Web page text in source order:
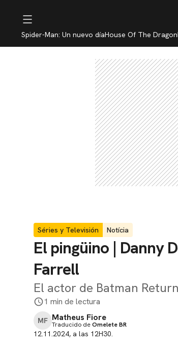
Spider-Man: Un nuevo díaHouse Of The Dragon
Séries y Televisión Notícia
El pingüino | Danny
Farrell
El actor de Batman
1 min de lectura
MF Matheus Fiore
Traducido deOmelete BR
12.11.2024, a las 12H30.